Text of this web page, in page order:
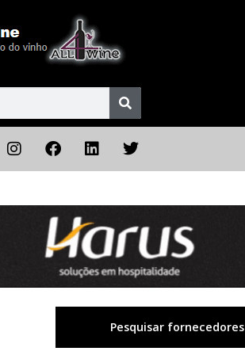
Próximo
Pesquisar fornecedores